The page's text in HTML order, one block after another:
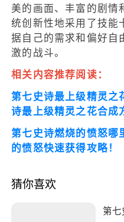
美的画面、丰富的剧情
统创新性地采用了技能
据自己的需求和偏好自
激的战斗。
相关内容推荐阅读：
第七史诗最上级精灵之
诗最上级精灵之花合成
第七史诗燃烧的愤怒哪
的愤怒快速获得攻略！
猜你喜欢
第七